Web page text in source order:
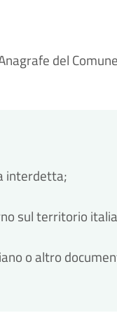
del
interdetta;
sul territorio
o altro